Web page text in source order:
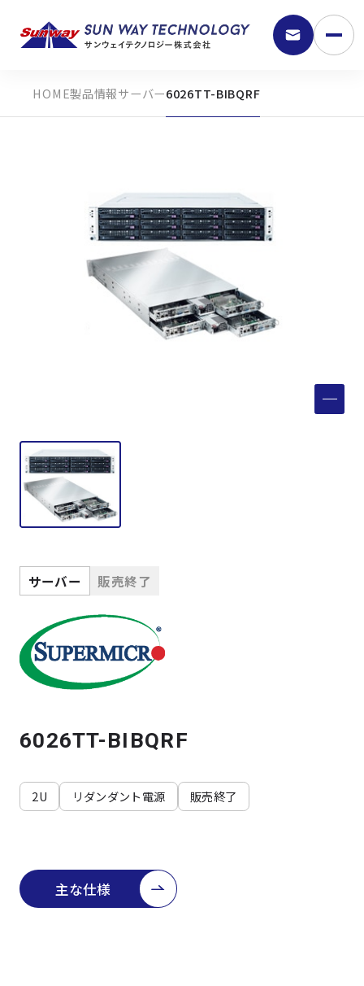
9:30 - 18:00
よくある質問
採用情報
サービス
サポート
会社案内
製品情報サーバー6026TT-BIBQRF
サーバー 販売終了
6026TT-BIBQRF
2U リダンダント電源 販売終了
主な仕様